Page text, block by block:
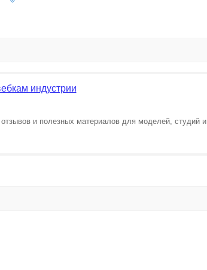
индустрии
и полезных материалов для моделей, студий и